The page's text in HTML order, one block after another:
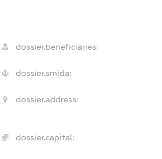
dossier.beneficiaries:
dossier.smida:
dossier.address:
dossier.capital: